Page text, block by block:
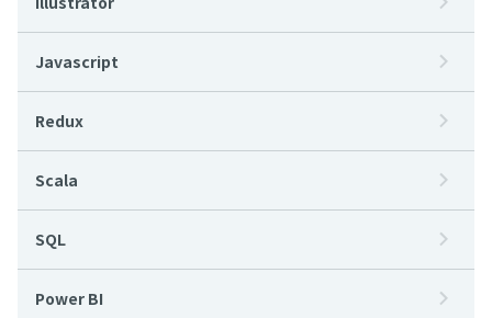
Javascript
Redux
Scala
SQL
Power BI